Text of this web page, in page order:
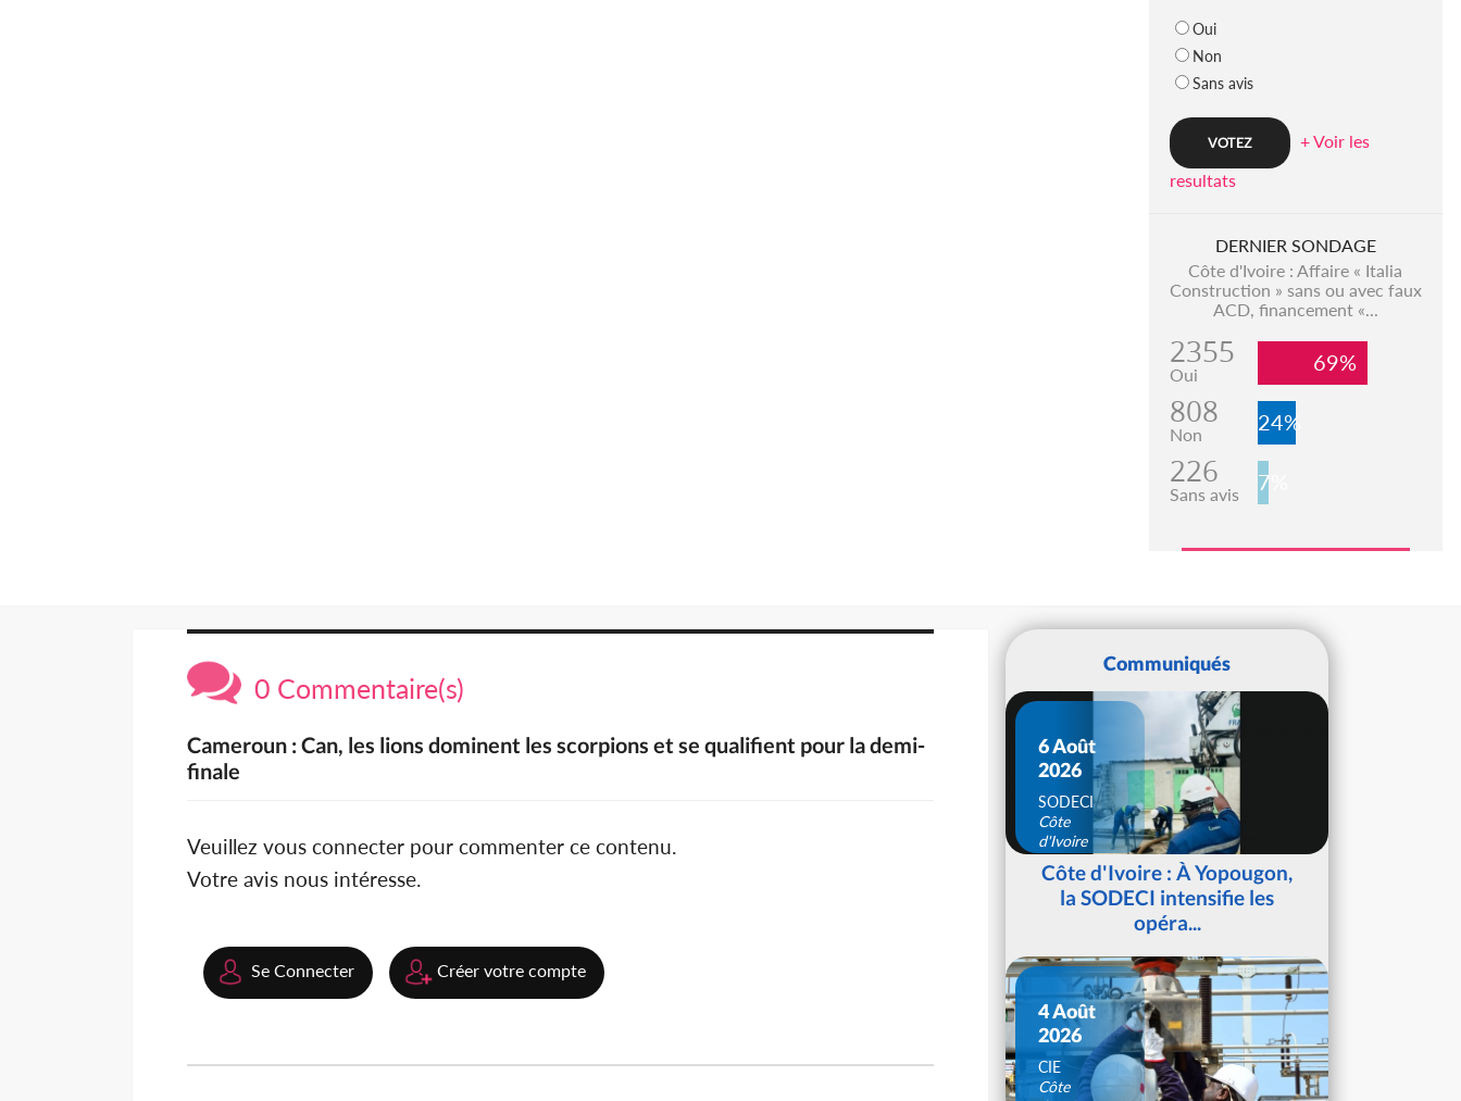
Oui
Non
Sans avis
+ Voir les
resultats
DERNIER SONDAGE
Côte d'Ivoire : Affaire « Italia
Construction » sans ou avec faux
ACD, financement «...
2355
Oui 69%
808
Non 24%
226
Sans avis 7%
0 Commentaire(s)
Cameroun : Can, les lions dominent les scorpions et se qualifient pour la demi-
finale
Veuillez vous connecter pour commenter ce contenu.
Votre avis nous intéresse.
Se Connecter Créer votre compte
Communiqués
6 Août
2026
SODECI
Côte
d'Ivoire
Côte d'Ivoire : À Yopougon,
la SODECI intensifie les
opéra...
4 Août
2026
CIE
Côte